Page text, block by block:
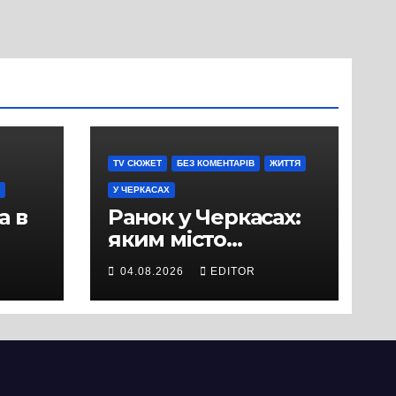
в
TV СЮЖЕТ БЕЗ КОМЕНТАРІВ ЖИТТЯ
У ЧЕРКАСАХ
Ранок у Черкасах:
яким місто
зустрічає новий
день
04.08.2026 EDITOR